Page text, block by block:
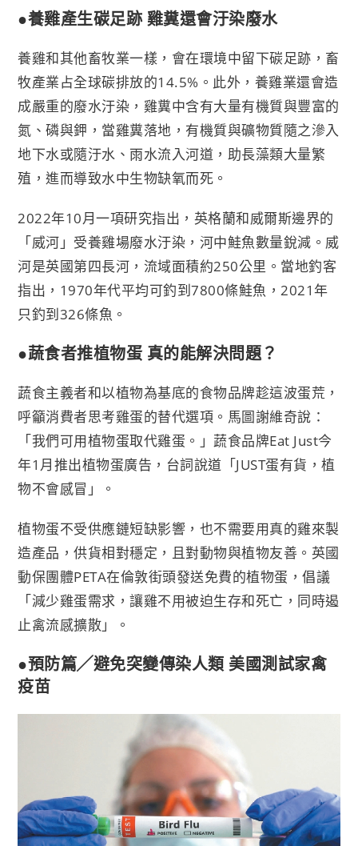
●養雞產生碳足跡 雞糞還會汙染廢水
養雞和其他畜牧業一樣，會在環境中留下碳足跡，畜
牧產業占全球碳排放的14.5%。此外，養雞業還會造
成嚴重的廢水汙染，雞糞中含有大量有機質與豐富的
氮、磷與鉀，當雞糞落地，有機質與礦物質隨之滲入
地下水或隨汙水、雨水流入河道，助長藻類大量繁
殖，進而導致水中生物缺氧而死。
2022年10月一項研究指出，英格蘭和威爾斯邊界的
「威河」受養雞場廢水汙染，河中鮭魚數量銳減。威
河是英國第四長河，流域面積約250公里。當地釣客
指出，1970年代平均可釣到7800條鮭魚，2021年
只釣到326條魚。
●蔬食者推植物蛋 真的能解決問題？
蔬食主義者和以植物為基底的食物品牌趁這波蛋荒，
呼籲消費者思考雞蛋的替代選項。馬圖謝維奇說：
「我們可用植物蛋取代雞蛋。」蔬食品牌Eat Just今
年1月推出植物蛋廣告，台詞說道「JUST蛋有貨，植
物不會感冒」。
植物蛋不受供應鏈短缺影響，也不需要用真的雞來製
造產品，供貨相對穩定，且對動物與植物友善。英國
動保團體PETA在倫敦街頭發送免費的植物蛋，倡議
「減少雞蛋需求，讓雞不用被迫生存和死亡，同時遏
止禽流感擴散」。
●預防篇╱避免突變傳染人類 美國測試家禽
疫苗